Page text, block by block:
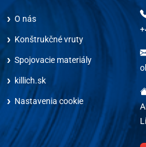
O nás
Konštrukčné vruty
Spojovacie materiály
killich.sk
Nastavenia cookie